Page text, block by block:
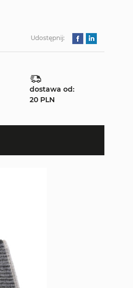
Udostępnij:
dostawa od:
20 PLN